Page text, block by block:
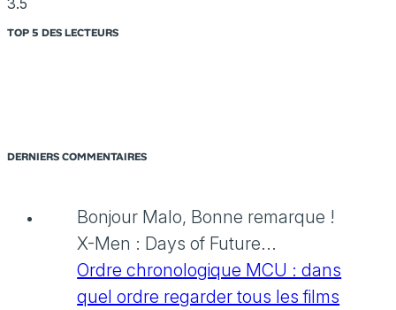
TOP 5 DES LECTEURS
DERNIERS COMMENTAIRES
Bonjour Malo, Bonne remarque !
X-Men : Days of Future...
Ordre chronologique MCU : dans
quel ordre regarder tous les films